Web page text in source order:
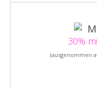
30%
(ausgenommen